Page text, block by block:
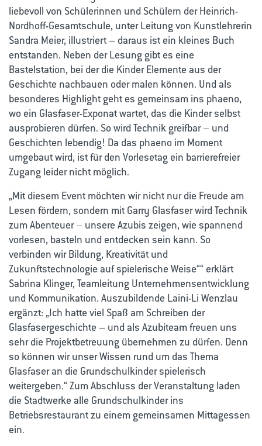
liebevoll von Schülerinnen und Schülern der Heinrich-
Nordhoff-Gesamtschule, unter Leitung von Kunstlehrerin
Sandra Meier, illustriert – daraus ist ein kleines Buch
entstanden. Neben der Lesung gibt es eine
Bastelstation, bei der die Kinder Elemente aus der
Geschichte nachbauen oder malen können. Und als
besonderes Highlight geht es gemeinsam ins phaeno,
wo ein Glasfaser-Exponat wartet, das die Kinder selbst
ausprobieren dürfen. So wird Technik greifbar – und
Geschichten lebendig! Da das phaeno im Moment
umgebaut wird, ist für den Vorlesetag ein barrierefreier
Zugang leider nicht möglich.
„Mit diesem Event möchten wir nicht nur die Freude am
Lesen fördern, sondern mit Garry Glasfaser wird Technik
zum Abenteuer – unsere Azubis zeigen, wie spannend
vorlesen, basteln und entdecken sein kann. So
verbinden wir Bildung, Kreativität und
Zukunftstechnologie auf spielerische Weise““ erklärt
Sabrina Klinger, Teamleitung Unternehmensentwicklung
und Kommunikation. Auszubildende Laini-Li Wenzlau
ergänzt: „Ich hatte viel Spaß am Schreiben der
Glasfasergeschichte – und als Azubiteam freuen uns
sehr die Projektbetreuung übernehmen zu dürfen. Denn
so können wir unser Wissen rund um das Thema
Glasfaser an die Grundschulkinder spielerisch
weitergeben.“ Zum Abschluss der Veranstaltung laden
die Stadtwerke alle Grundschulkinder ins
Betriebsrestaurant zu einem gemeinsamen Mittagessen
ein.